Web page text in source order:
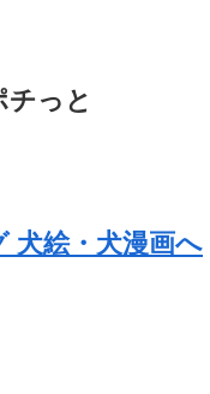
っと